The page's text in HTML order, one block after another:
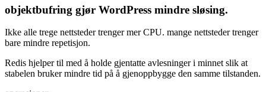
objektbufring gjør WordPress mindre sløsing.
Ikke alle trege nettsteder trenger mer CPU. mange nettsteder trenger
bare mindre repetisjon.
Redis hjelper til med å holde gjentatte avlesninger i minnet slik at
stabelen bruker mindre tid på å gjenoppbygge den samme tilstanden.